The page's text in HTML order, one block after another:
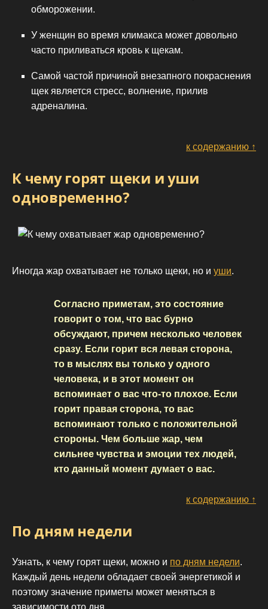
обморожении.
У женщин во время климакса может довольно
часто приливаться кровь к щекам.
Самой частой причиной внезапного покраснения
щек является стресс, волнение, прилив
адреналина.
к содержанию ↑
К чему горят щеки и уши
одновременно?
Иногда жар охватывает не только щеки, но и уши.
Согласно приметам, это состояние
говорит о том, что вас бурно
обсуждают, причем несколько человек
сразу. Если горит вся левая сторона,
то в мыслях вы только у одного
человека, и в этот момент он
вспоминает о вас что-то плохое. Если
горит правая сторона, то вас
вспоминают только с положительной
стороны. Чем больше жар, чем
сильнее чувства и эмоции тех людей,
кто данный момент думает о вас.
к содержанию ↑
По дням недели
Узнать, к чему горят щеки, можно и по дням недели.
Каждый день недели обладает своей энергетикой и
поэтому значение приметы может меняться в
зависимости ото дня.